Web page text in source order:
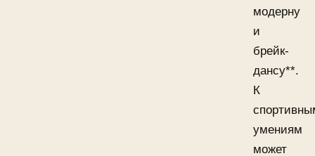
модерну
и
брейк-
дансу**.
К
умениям
может